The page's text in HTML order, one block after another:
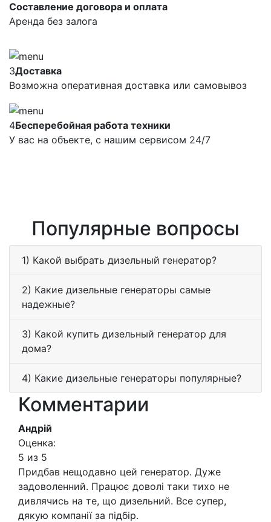
Составление договора и оплата
Аренда без залога
3Доставка
Возможна оперативная доставка или самовывоз
4Бесперебойная работа техники
У вас на объекте, с нашим сервисом 24/7
Популярные вопросы
1) Какой выбрать дизельный генератор?
2) Какие дизельные генераторы самые
надежные?
3) Какой купить дизельный генератор для
дома?
4) Какие дизельные генераторы популярные?
Комментарии
Андрій
Оценка:
5 из 5
Придбав нещодавно цей генератор. Дуже
задоволенний. Працює доволі таки тихо не
дивлячись на те, що дизельний. Все супер,
дякую компанії за підбір.